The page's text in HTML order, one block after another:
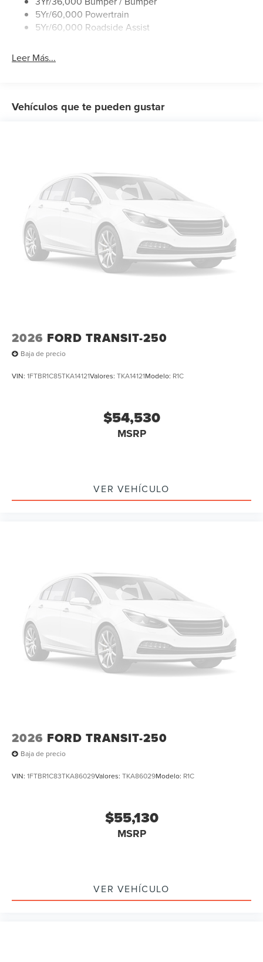
Wipers - Rain-Sensing
5Yr/60,000 Powertrain
5Yr/60,000 Roadside Assist
Leer Más...
Vehículos que te pueden gustar
2026 FORD TRANSIT-250
Baja de precio
VIN: 1FTBR1C85TKA14121Valores: TKA14121Modelo: R1C
$54,530
MSRP
VER VEHÍCULO
2026 FORD TRANSIT-250
Baja de precio
VIN: 1FTBR1C83TKA86029Valores: TKA86029Modelo: R1C
$55,130
MSRP
VER VEHÍCULO